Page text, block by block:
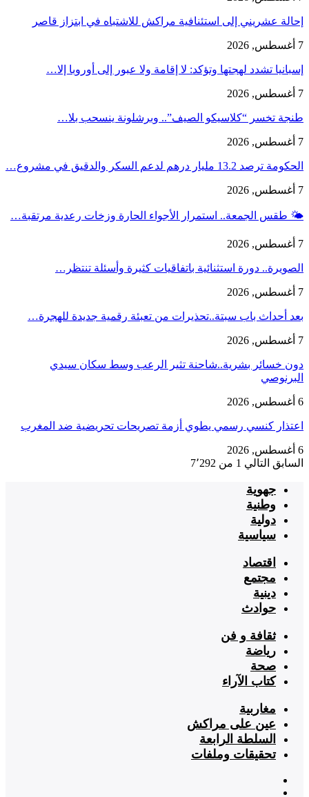
إحالة عشريني إلى استئنافية مراكش للاشتباه في ابتزاز قاصر
7 أغسطس, 2026
إسبانيا تشدد لهجتها وتؤكد: لا إقامة ولا عبور إلى أوروبا إلا…
7 أغسطس, 2026
طنجة تخسر “كلاسيكو الصيف”.. وبرشلونة ينسحب بلا…
7 أغسطس, 2026
الحكومة ترصد 13.2 مليار درهم لدعم السكر والدقيق في مشروع…
7 أغسطس, 2026
🌤️ طقس الجمعة.. استمرار الأجواء الحارة وزخات رعدية مرتقبة…
7 أغسطس, 2026
الصويرة.. دورة استثنائية باتفاقيات كثيرة وأسئلة تنتظر…
7 أغسطس, 2026
بعد أحداث باب سبتة..تحذيرات من تعبئة رقمية جديدة للهجرة…
7 أغسطس, 2026
دون خسائر بشرية..شاحنة تثير الرعب وسط سكان سيدي
البرنوصي
6 أغسطس, 2026
اعتذار كنسي رسمي يطوي أزمة تصريحات تحريضية ضد المغرب
6 أغسطس, 2026
السابق التالي 1 من 7٬292
جهوية
وطنية
دولية
سياسية
اقتصاد
مجتمع
دينية
حوادث
ثقافة و فن
رياضة
صحة
كتاب الآراء
مغاربية
عين على مراكش
السلطة الرابعة
تحقيقات وملفات